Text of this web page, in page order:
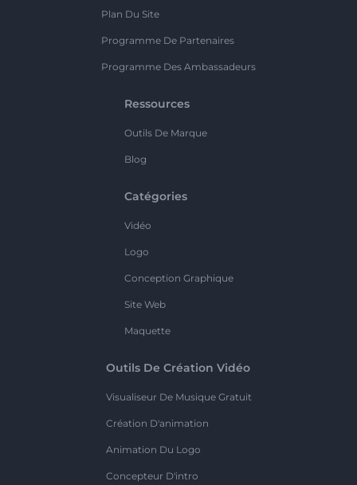
Plan Du Site
Programme De Partenaires
Programme Des Ambassadeurs
Ressources
Outils De Marque
Blog
Catégories
Vidéo
Logo
Conception Graphique
Site Web
Maquette
Outils De Création Vidéo
Visualiseur De Musique Gratuit
Création D'animation
Animation Du Logo
Concepteur D'intro